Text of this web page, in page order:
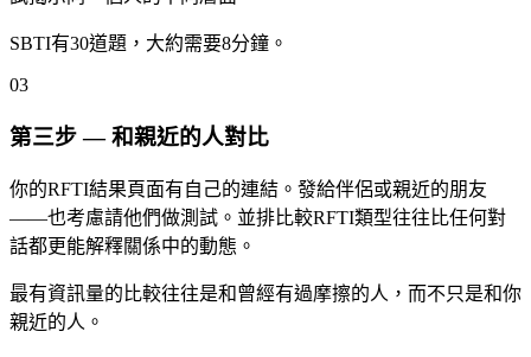
SBTI有30道題，大約需要8分鐘。
03
第三步 — 和親近的人對比
你的RFTI結果頁面有自己的連結。發給伴侶或親近的朋友
——也考慮請他們做測試。並排比較RFTI類型往往比任何對
話都更能解釋關係中的動態。
最有資訊量的比較往往是和曾經有過摩擦的人，而不只是和你
親近的人。